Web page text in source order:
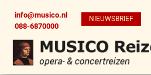
info@musico.nl
088-6870000
NIEUWSBRIEF